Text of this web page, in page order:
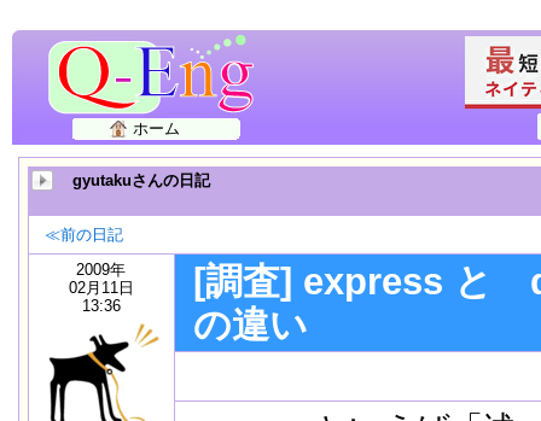
ホーム
gyutakuさんの日記
≪前の日記
2009年
02月11日
13:36
[調査] express と
の違い